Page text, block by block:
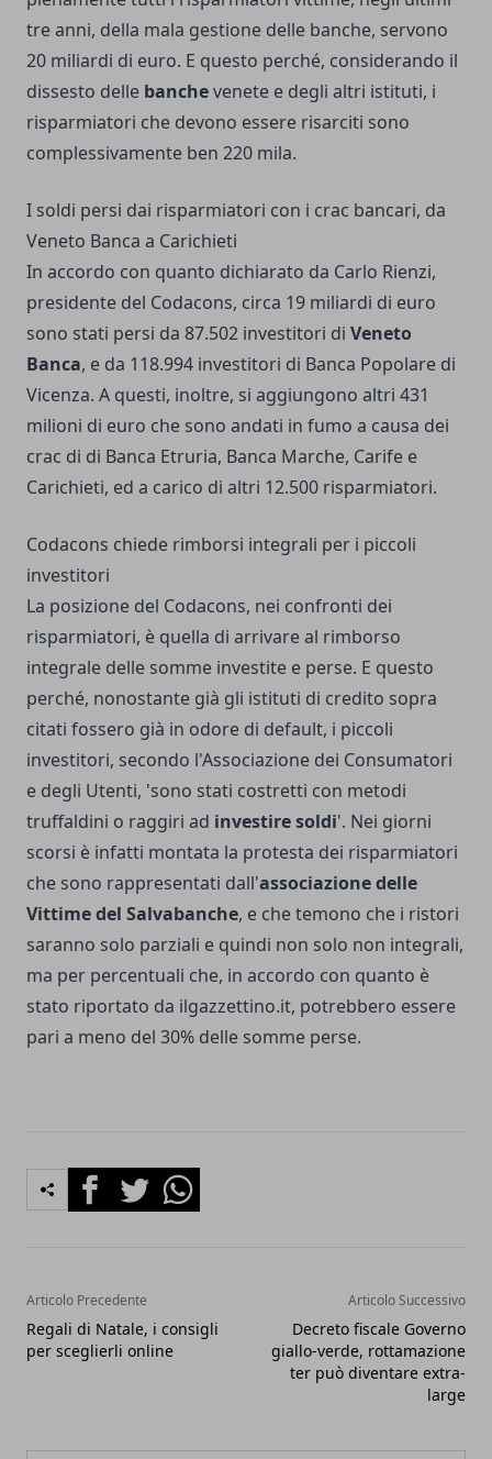
tre anni, della mala gestione delle banche, servono
20 miliardi di euro. E questo perché, considerando il
dissesto delle banchevenete e degli altri istituti, i
risparmiatori che devono essere risarciti sono
complessivamente ben 220 mila.
I soldi persi dai risparmiatori con i crac bancari, da
Veneto Banca a Carichieti
In accordo con quanto dichiarato da Carlo Rienzi,
presidente del Codacons, circa 19 miliardi di euro
sono stati persi da 87.502 investitori di Veneto
Banca, e da 118.994 investitori di Banca Popolare di
Vicenza. A questi, inoltre, si aggiungono altri 431
milioni di euro che sono andati in fumo a causa dei
crac di di Banca Etruria, Banca Marche, Carife e
Carichieti, ed a carico di altri 12.500 risparmiatori.
Codacons chiede rimborsi integrali per i piccoli
investitori
La posizione del Codacons, nei confronti dei
risparmiatori, è quella di arrivare al rimborso
integrale delle somme investite e perse. E questo
perché, nonostante già gli istituti di credito sopra
citati fossero già in odore di default, i piccoli
investitori, secondo l'Associazione dei Consumatori
e degli Utenti, 'sono stati costretti con metodi
truffaldini o raggiri ad investire soldi'. Nei giorni
scorsi è infatti montata la protesta dei risparmiatori
che sono rappresentati dall'associazione delle
Vittime del Salvabanche, e che temono che i ristori
saranno solo parziali e quindi non solo non integrali,
ma per percentuali che, in accordo con quanto è
stato riportato da ilgazzettino.it, potrebbero essere
pari a meno del 30% delle somme perse.
FacebookTwitterWhatsapp
Articolo Precedente
Regali di Natale, i consigli
per sceglierli online
Articolo Successivo
Decreto fiscale Governo
giallo-verde, rottamazione
ter può diventare extra-
large